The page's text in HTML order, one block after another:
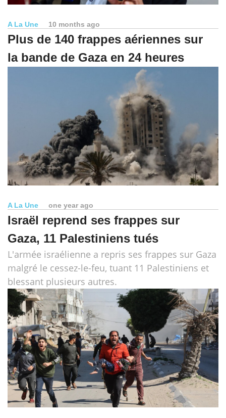
A La Une 10 months ago
Plus de 140 frappes aériennes sur
la bande de Gaza en 24 heures
A La Une one year ago
Israël reprend ses frappes sur
Gaza, 11 Palestiniens tués
L'armée israélienne a repris ses frappes sur Gaza
malgré le cessez-le-feu, tuant 11 Palestiniens et
blessant plusieurs autres.